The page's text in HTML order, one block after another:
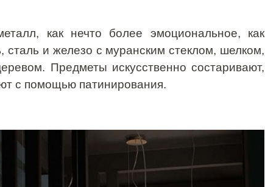
как нечто более эмоциональное, как
и железо с муранским стеклом, шелком,
Предметы искусственно состаривают,
с помощью патинирования.